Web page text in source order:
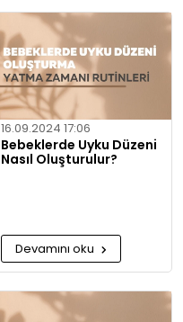
16.09.2024 17:06
Bebeklerde Uyku Düzeni
Nasıl Oluşturulur?
Devamını oku